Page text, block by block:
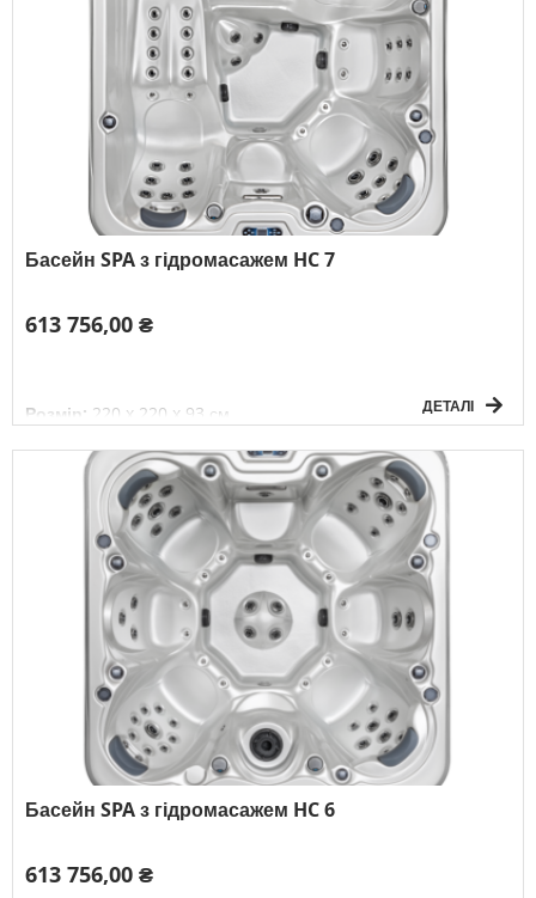
Басейн SPA з гідромасажем HC 7
613 756,00 ₴
Розмір: 220 x 220 x 93 см
Вага без води:325 кг
Електричне підключення:3F/380V/50Гц
К-сть осіб: 5
ДЕТАЛІ
Басейн SPA з гідромасажем HC 6
613 756,00 ₴